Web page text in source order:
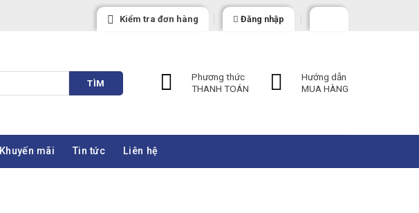
Kiểm tra đơn hàng Đăng nhập
TÌM
Phương thức
THANH TOÁN
Hướng dẫn
MUA HÀNG
Khuyến mãi Tin tức Liên hệ